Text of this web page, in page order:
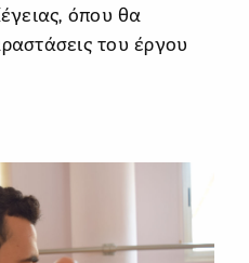
όπου θα
του έργου